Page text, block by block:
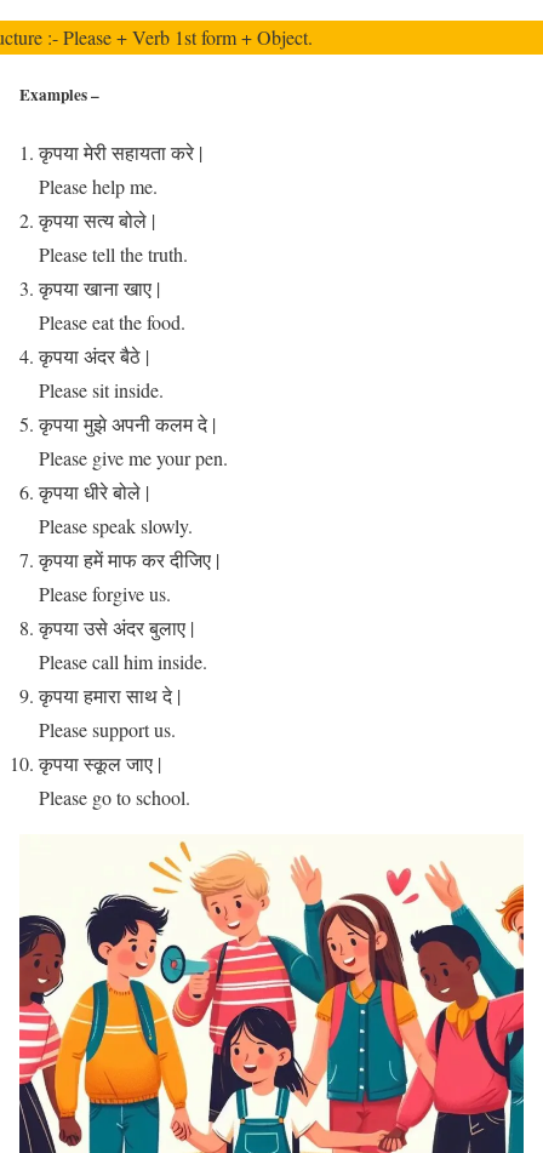
:- Please + Verb 1st form + Object.
Examples –
कृपया मेरी सहायता करे |
Please help me.
कृपया सत्य बोले |
Please tell the truth.
कृपया खाना खाए |
Please eat the food.
कृपया अंदर बैठे |
Please sit inside.
कृपया मुझे अपनी कलम दे |
Please give me your pen.
कृपया धीरे बोले |
Please speak slowly.
कृपया हमें माफ कर दीजिए |
Please forgive us.
कृपया उसे अंदर बुलाए |
Please call him inside.
कृपया हमारा साथ दे |
Please support us.
कृपया स्कूल जाए |
Please go to school.